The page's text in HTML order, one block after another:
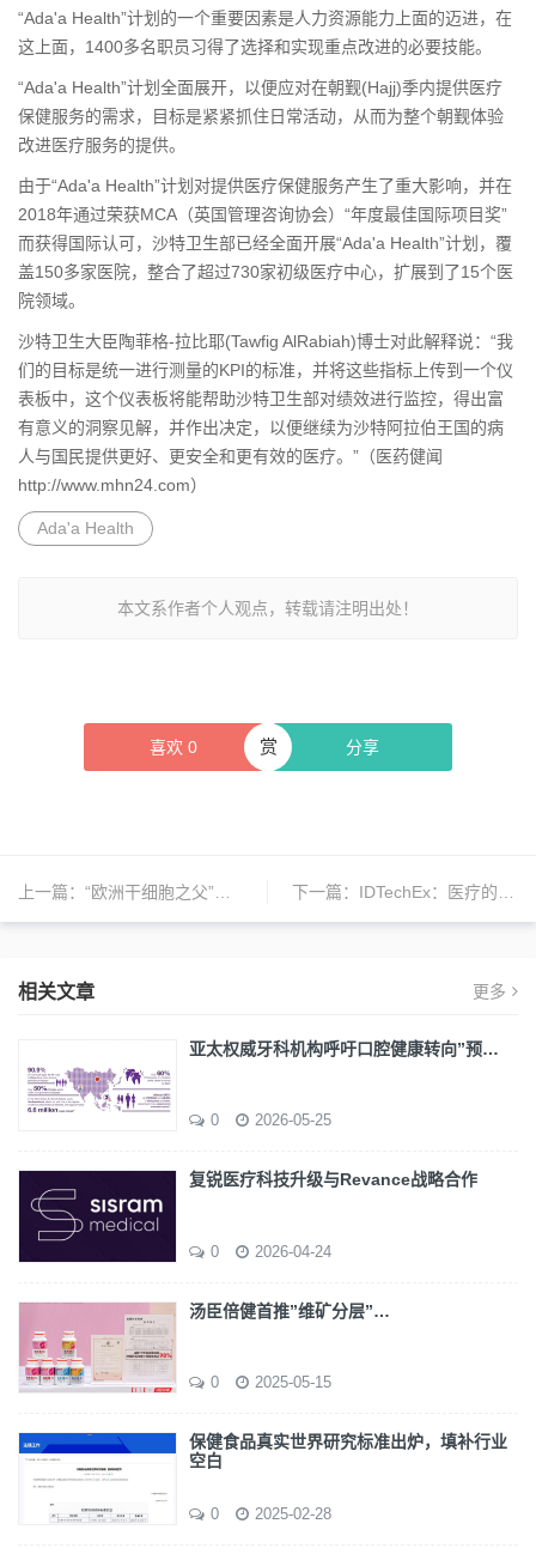
“Ada'a Health”计划的一个重要因素是人力资源能力上面的迈进，在
这上面，1400多名职员习得了选择和实现重点改进的必要技能。
“Ada'a Health”计划全面展开，以便应对在朝觐(Hajj)季内提供医疗
保健服务的需求，目标是紧紧抓住日常活动，从而为整个朝觐体验
改进医疗服务的提供。
由于“Ada'a Health”计划对提供医疗保健服务产生了重大影响，并在
2018年通过荣获MCA（英国管理咨询协会）“年度最佳国际项目奖”
而获得国际认可，沙特卫生部已经全面开展“Ada'a Health”计划，覆
盖150多家医院，整合了超过730家初级医疗中心，扩展到了15个医
院领域。
沙特卫生大臣陶菲格-拉比耶(Tawfig AlRabiah)博士对此解释说：“我
们的目标是统一进行测量的KPI的标准，并将这些指标上传到一个仪
表板中，这个仪表板将能帮助沙特卫生部对绩效进行监控，得出富
有意义的洞察见解，并作出决定，以便继续为沙特阿拉伯王国的病
人与国民提供更好、更安全和更有效的医疗。”（医药健闻
http://www.mhn24.com）
Ada'a Health
本文系作者个人观点，转载请注明出处！
喜欢 0 分享
赏
上一篇： “欧洲干细胞之父”海席勒教授携团到访福瑞至共商战略合作 下一篇： IDTechEx：医疗的未来发展取决于可穿戴设备？
相关文章 更多
亚太权威牙科机构呼吁口腔健康转向”预…
0 2026-05-25
复锐医疗科技升级与Revance战略合作
0 2026-04-24
汤臣倍健首推”维矿分层”…
0 2025-05-15
保健食品真实世界研究标准出炉，填补行业
空白
0 2025-02-28